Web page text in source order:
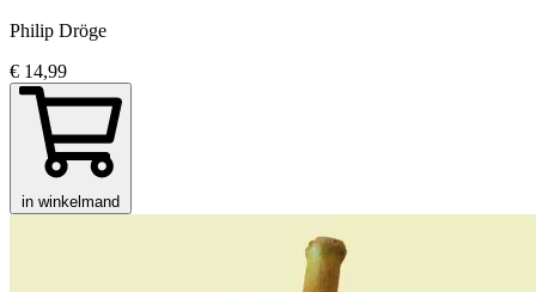
Philip Dröge
€ 14,99
in winkelmand